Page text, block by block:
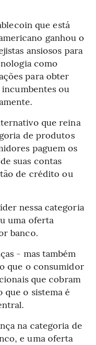
que está
ganhou o
ansiosos para
como
para obter
incumbentes ou
que reina
de produtos
paguem os
suas contas
de crédito ou
nessa categoria
uma oferta
banco.
- mas também
que o consumidor
que cobram
o sistema é
na categoria de
e uma oferta